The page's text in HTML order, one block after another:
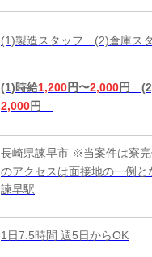
(1)製造スタッフ (2)倉庫
(1)時給1,200円〜2,000円
2,000円
長崎県諫早市 ※当案件は寮
のアクセスは面接地の一例と
諫早駅
1日7.5時間 週5日からOK